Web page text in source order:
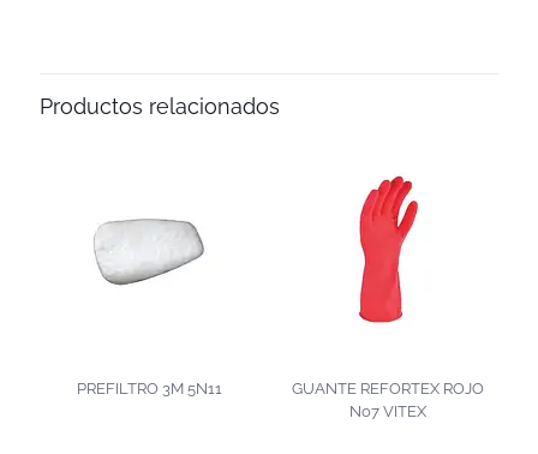
Productos relacionados
PREFILTRO 3M 5N11
GUANTE REFORTEX ROJO
No7 VITEX